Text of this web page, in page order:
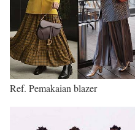
Ref. Pemakaian blazer